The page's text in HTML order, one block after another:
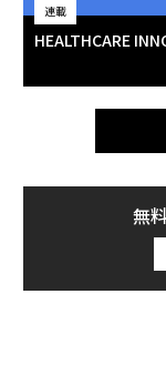
連載
HEALTHCARE
無